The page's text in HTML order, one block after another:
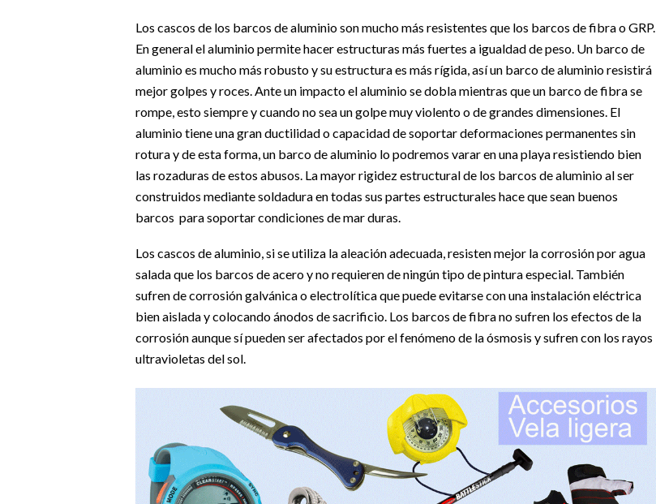
Los cascos de los barcos de aluminio son mucho más resistentes que los barcos de fibra o GRP.
En general el aluminio permite hacer estructuras más fuertes a igualdad de peso. Un barco de
aluminio es mucho más robusto y su estructura es más rígida, así un barco de aluminio resistirá
mejor golpes y roces. Ante un impacto el aluminio se dobla mientras que un barco de fibra se
rompe, esto siempre y cuando no sea un golpe muy violento o de grandes dimensiones. El
aluminio tiene una gran ductilidad o capacidad de soportar deformaciones permanentes sin
rotura y de esta forma, un barco de aluminio lo podremos varar en una playa resistiendo bien
las rozaduras de estos abusos. La mayor rigidez estructural de los barcos de aluminio al ser
construidos mediante soldadura en todas sus partes estructurales hace que sean buenos
barcos para soportar condiciones de mar duras.
Los cascos de aluminio, si se utiliza la aleación adecuada, resisten mejor la corrosión por agua
salada que los barcos de acero y no requieren de ningún tipo de pintura especial. También
sufren de corrosión galvánica o electrolítica que puede evitarse con una instalación eléctrica
bien aislada y colocando ánodos de sacrificio. Los barcos de fibra no sufren los efectos de la
corrosión aunque sí pueden ser afectados por el fenómeno de la ósmosis y sufren con los rayos
ultravioletas del sol.